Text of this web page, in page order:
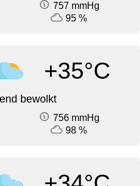
757 mmHg
95 %
+35°C
bewolkt
756 mmHg
98 %